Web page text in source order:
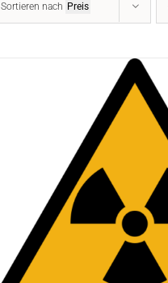
Sortieren nach Preis
AUSFÜHRUNG